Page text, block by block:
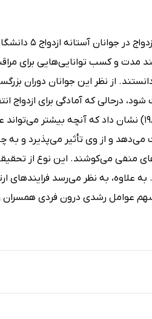
کارول، بدگر، ویلاگبی، نلسون،
مدت و کسب توانایی‌هایی برای
از نظر این جوانان دوران
درحالی که آمادگی برای ازدواج
از خود به دوران مراقبت کردن از دیگران است.تحقیق کان، کارن و سوانسون (1988) نشان
و از وی تأثیر می‌پذیرد و به
منفی می‌کوشند. این نوع از
علاوه، به نظر می‌رسد فرایندهای
عوامل رشدی درون فردی همسران را